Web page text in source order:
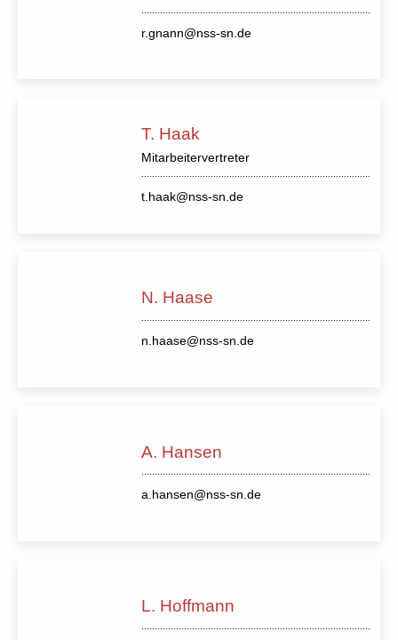
r.gnann@nss-sn.de
T. Haak
Mitarbeitervertreter
t.haak@nss-sn.de
N. Haase
n.haase@nss-sn.de
A. Hansen
a.hansen@nss-sn.de
L. Hoffmann